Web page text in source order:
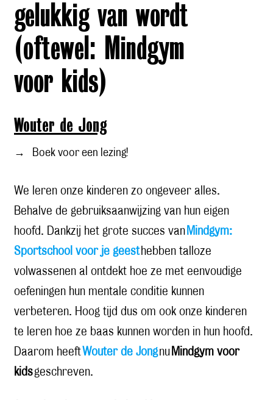
gelukkig van wordt
(oftewel: Mindgym
voor kids)
Wouter de Jong
→ Boek voor een lezing!
We leren onze kinderen zo ongeveer alles.
Behalve de gebruiksaanwijzing van hun eigen
hoofd. Dankzij het grote succes van Mindgym:
Sportschool voor je geest hebben talloze
volwassenen al ontdekt hoe ze met eenvoudige
oefeningen hun mentale conditie kunnen
verbeteren. Hoog tijd dus om ook onze kinderen
te leren hoe ze baas kunnen worden in hun hoofd.
Daarom heeftWouter de Jongnu Mindgym voor
kidsgeschreven.